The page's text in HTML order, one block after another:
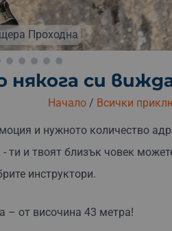
Проходна
си
Начало/ Всички
и нужното количество
и твоят близък човек
инструктoри.
– от височина 43 метра!
замяна Безплатна